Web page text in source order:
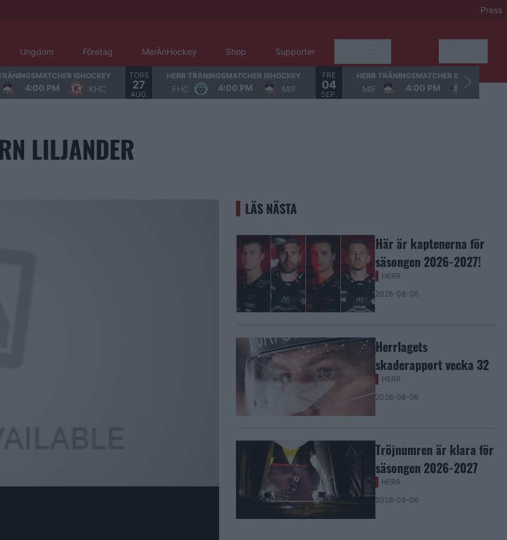
Press
Ungdom Företag MerÄnHockey Shop Supporter
ISHOCKEY
4:00 PM KHC
TORS
27
AUG.
HERR TRÄNINGSMATCHER ISHOCKEY
FHC 4:00 PM MIF
FRE
04
SEP.
HERR TRÄNINGSMATCHER ISHOCKEY
MIF 4:00 PM
LILJANDER
LÄS NÄSTA
Här är kaptenerna för
säsongen 2026-2027!
HERR
2026-08-06
Herrlagets
skaderapport vecka 32
HERR
2026-08-06
Tröjnumren är klara för
säsongen 2026-2027
HERR
2026-08-06